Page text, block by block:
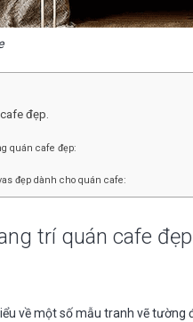
đẹp.
quán cafe đẹp:
đẹp dành cho quán cafe:
trí quán cafe
về một số mẫu tranh vẽ tường